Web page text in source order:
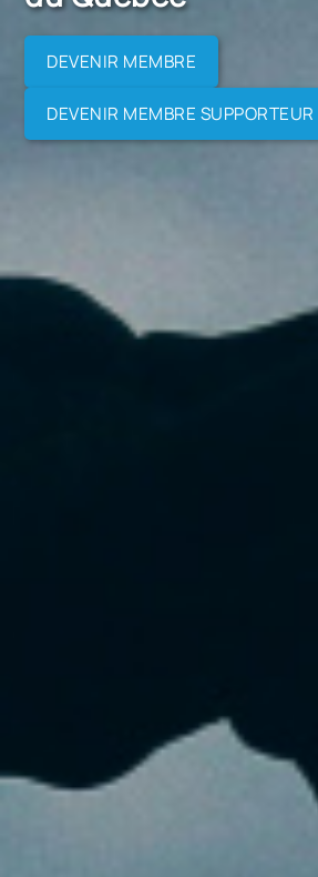
DEVENIR MEMBRE
DEVENIR MEMBRE SUPPORTEUR